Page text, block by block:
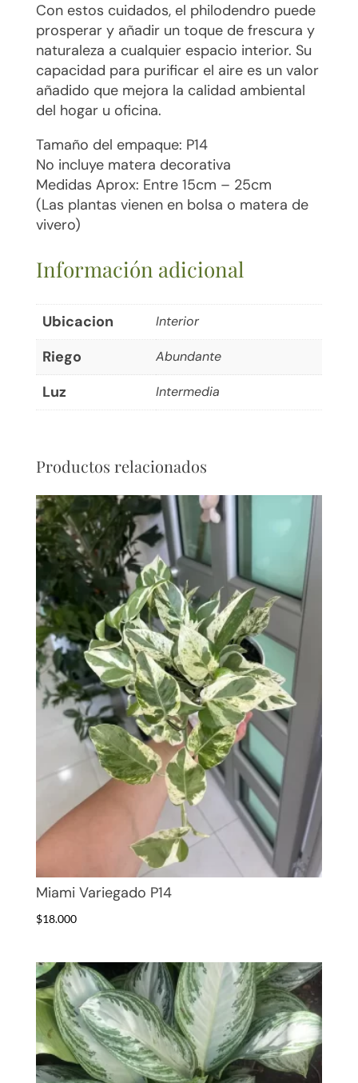
Con estos cuidados, el philodendro puede
prosperar y añadir un toque de frescura y
naturaleza a cualquier espacio interior. Su
capacidad para purificar el aire es un valor
añadido que mejora la calidad ambiental
del hogar u oficina.
Tamaño del empaque: P14
No incluye matera decorativa
Medidas Aprox: Entre 15cm – 25cm
(Las plantas vienen en bolsa o matera de
vivero)
Información adicional
Ubicacion Interior
Riego Abundante
Luz Intermedia
Productos relacionados
Miami Variegado P14
$18.000